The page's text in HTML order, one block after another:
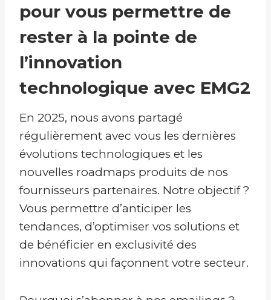
pour vous permettre de
rester à la pointe de
l’innovation
technologique avec EMG2
En 2025, nous avons partagé
régulièrement avec vous les dernières
évolutions technologiques et les
nouvelles roadmaps produits de nos
fournisseurs partenaires. Notre objectif ?
Vous permettre d’anticiper les
tendances, d’optimiser vos solutions et
de bénéficier en exclusivité des
innovations qui façonnent votre secteur.